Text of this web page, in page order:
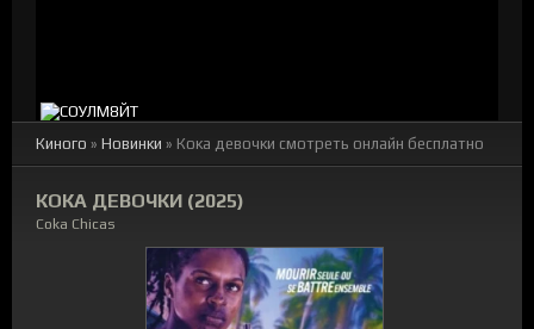
Киного » Новинки » Кока девочки смотреть онлайн бесплатно
КОКА ДЕВОЧКИ (2025)
Coka Chicas